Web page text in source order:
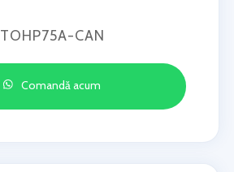
TOHP75A-CAN
Comandă acum